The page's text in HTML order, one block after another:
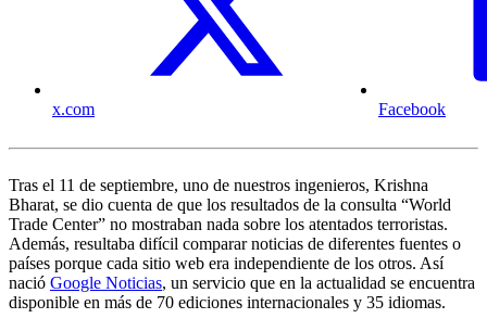
x.com Facebook
Tras el 11 de septiembre, uno de nuestros ingenieros, Krishna
Bharat, se dio cuenta de que los resultados de la consulta “World
Trade Center” no mostraban nada sobre los atentados terroristas.
Además, resultaba difícil comparar noticias de diferentes fuentes o
países porque cada sitio web era independiente de los otros. Así
nació Google Noticias, un servicio que en la actualidad se encuentra
disponible en más de 70 ediciones internacionales y 35 idiomas.